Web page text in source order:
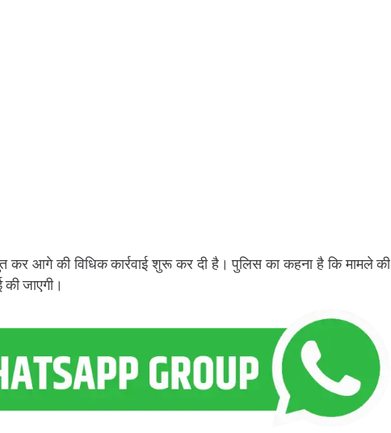
कर आगे की विधिक कार्रवाई शुरू कर दी है। पुलिस का कहना है कि मामले की
जाएगी।